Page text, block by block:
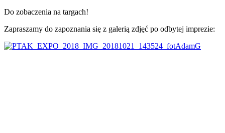
Do zobaczenia na targach!
Zapraszamy do zapoznania się z galerią zdjęć po odbytej imprezie: